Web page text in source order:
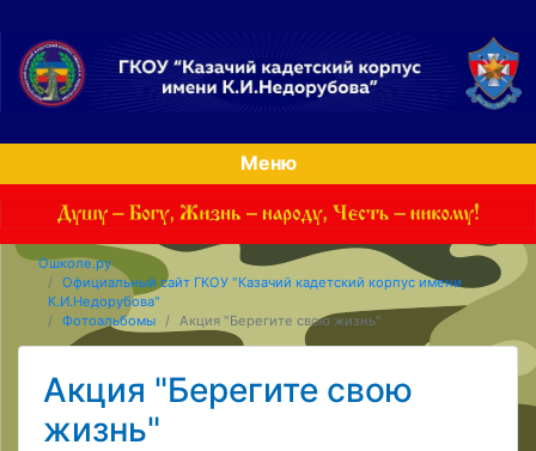
Меню
Ошколе.ру
Официальный сайт ГКОУ "Казачий кадетский корпус имени
К.И.Недорубова"
Фотоальбомы
Акция "Берегите свою жизнь"
Акция "Берегите свою
жизнь"